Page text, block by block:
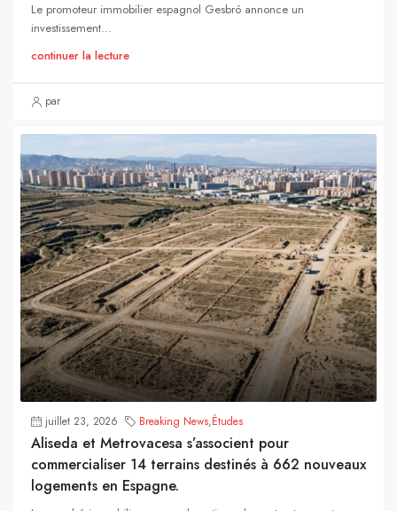
Le promoteur immobilier espagnol Gesbró annonce un
investissement...
continuer la lecture
par
juillet 23, 2026 Breaking News,Études
Aliseda et Metrovacesa s’associent pour
commercialiser 14 terrains destinés à 662 nouveaux
logements en Espagne.